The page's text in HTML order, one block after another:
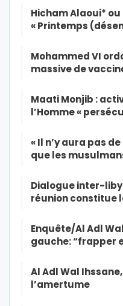
Hicham Alaoui*
« Printemps
Mohammed VI
massive de
Maati Monjib :
l’Homme «
« Il n’y aura pas
que les
Dialogue inter-
réunion constitue
Enquête/Al Adl
gauche: “frapper
Al Adl Wal
l’amertume